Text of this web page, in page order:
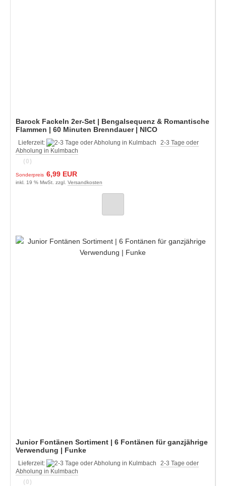
Barock Fackeln 2er-Set | Bengalsequenz & Romantische
Flammen | 60 Minuten Brenndauer | NICO
Lieferzeit:
2-3 Tage oder
Abholung in Kulmbach
(0)
Sonderpreis 6,99 EUR
inkl. 19 % MwSt. zzgl. Versandkosten
Junior Fontänen Sortiment | 6 Fontänen für ganzjährige
Verwendung | Funke
Lieferzeit:
2-3 Tage oder
Abholung in Kulmbach
(0)